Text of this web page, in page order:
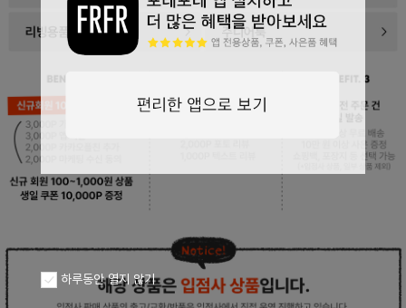
하루동안 열지 않기